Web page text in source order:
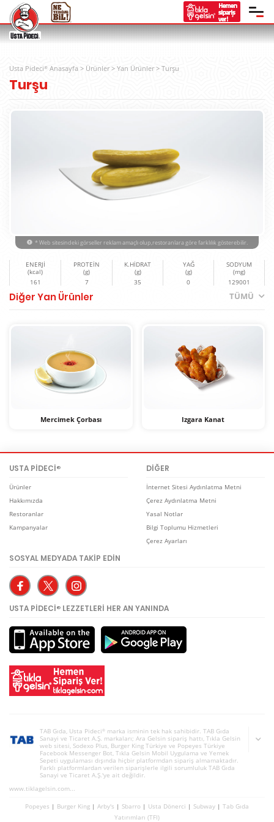
Usta Pideci® Anasayfa > Ürünler > Yan Ürünler > Turşu
Turşu
* Web sitesindeki görseller reklam amaçlı olup,restoranlara göre farklılık gösterebilir.
ENERJİ
(kcal)
161
PROTEİN
(g)
7
K.HİDRAT
(g)
35
YAĞ
(g)
0
SODYUM
(mg)
129001
Diğer Yan Ürünler TÜMÜ
Mercimek Çorbası Izgara Kanat
USTA PİDECİ®
Ürünler
Hakkımızda
Restoranlar
Kampanyalar
DİĞER
İnternet Sitesi Aydınlatma Metni
Çerez Aydınlatma Metni
Yasal Notlar
Bilgi Toplumu Hizmetleri
Çerez Ayarları
SOSYAL MEDYADA TAKİP EDİN
USTA PİDECİ® LEZZETLERİ HER AN YANINDA
TAB Gıda, Usta Pideci ® marka isminin tek hak sahibidir. TAB Gıda
Sanayi ve Ticaret A.Ş. markaları; Ara Gelsin sipariş hattı, Tıkla Gelsin
web sitesi, Sodexo Plus, Burger King Türkiye ve Popeyes Türkiye
Facebook Messenger Bot, Tıkla Gelsin Mobil Uygulama ve Yemek
Sepeti uygulaması dışında hiçbir platformdan sipariş almamaktadır.
Farklı platformlardan verilen siparişlerle ilgili sorumluluk TAB Gıda
Sanayi ve Ticaret A.Ş.'ye ait değildir.
www.tiklagelsin.com...
Popeyes | Burger King | Arby's | Sbarro | Usta Dönerci | Subway | Tab Gıda
Yatırımları (TFI)